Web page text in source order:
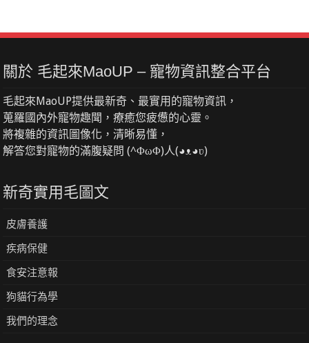
關於 毛起來MaoUP – 寵物資訊整合平台
毛起來MaoUP提供最新奇、最實用的寵物資訊，
蒐羅國內外寵物趣聞，療癒您疲憊的心靈。
將複雜的資訊圖像化，清晰易懂，
解答您對寵物的滿腹疑問 (^ΦωΦ)人(◕ᴥ◕ʋ)
新奇實用毛圖文
皮膚養護
疾病保健
食安注意報
狗貓行為學
我們的理念